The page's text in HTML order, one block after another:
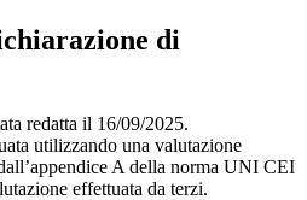
di
redatta il 16/09/2025.
utilizzando una valutazione
A della norma UNI CEI
effettuata da terzi.